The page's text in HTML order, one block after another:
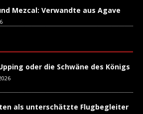
Mezcal: Verwandte aus Agave
oder die Schwäne des Königs
als unterschätzte Flugbegleiter